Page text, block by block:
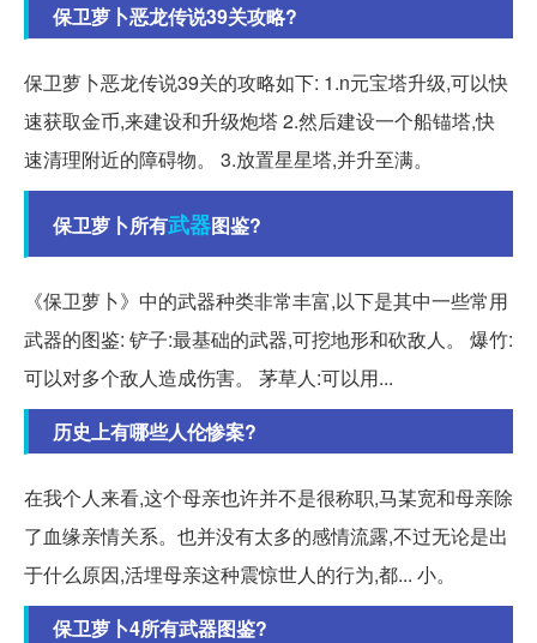
保卫萝卜恶龙传说39关攻略?
保卫萝卜恶龙传说39关的攻略如下: 1.n元宝塔升级,可以快
速获取金币,来建设和升级炮塔 2.然后建设一个船锚塔,快
速清理附近的障碍物。 3.放置星星塔,并升至满。
保卫萝卜所有武器图鉴?
《保卫萝卜》中的武器种类非常丰富,以下是其中一些常用
武器的图鉴: 铲子:最基础的武器,可挖地形和砍敌人。 爆竹:
可以对多个敌人造成伤害。 茅草人:可以用...
历史上有哪些人伦惨案?
在我个人来看,这个母亲也许并不是很称职,马某宽和母亲除
了血缘亲情关系。也并没有太多的感情流露,不过无论是出
于什么原因,活埋母亲这种震惊世人的行为,都... 小。
保卫萝卜4所有武器图鉴?